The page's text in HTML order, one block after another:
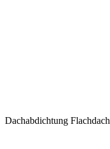
Dachabdichtung Flachdach